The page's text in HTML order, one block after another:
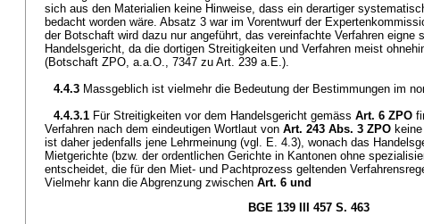
sich aus den Materialien keine Hinweise, dass ein derartiger
bedacht worden wäre. Absatz 3 war im Vorentwurf der
der Botschaft wird dazu nur angeführt, das vereinfachte Verfahren eigne
Handelsgericht, da die dortigen Streitigkeiten und Verfahren meist
(Botschaft ZPO, a.a.O., 7347 zu Art. 239 a.E.).
4.4.3 Massgeblich ist vielmehr die Bedeutung der Bestimmungen im
4.4.3.1 Für Streitigkeiten vor dem Handelsgericht gemäss Art. 6 ZPO
Verfahren nach dem eindeutigen Wortlaut von Art. 243 Abs. 3 ZPO
ist daher jedenfalls jene Lehrmeinung (vgl. E. 4.3), wonach das
Mietgerichte (bzw. der ordentlichen Gerichte in Kantonen ohne
entscheidet, die für den Miet- und Pachtprozess geltenden
Vielmehr kann die Abgrenzung zwischen Art. 6 und
BGE 139 III 457 S. 463